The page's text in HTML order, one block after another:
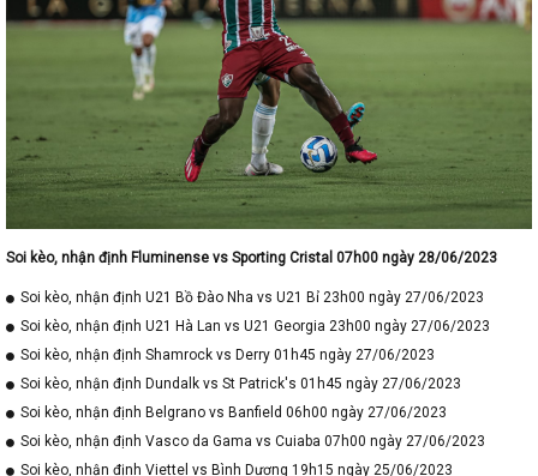
Soi kèo, nhận định Fluminense vs Sporting Cristal 07h00 ngày 28/06/2023
Soi kèo, nhận định U21 Bồ Đào Nha vs U21 Bỉ 23h00 ngày 27/06/2023
Soi kèo, nhận định U21 Hà Lan vs U21 Georgia 23h00 ngày 27/06/2023
Soi kèo, nhận định Shamrock vs Derry 01h45 ngày 27/06/2023
Soi kèo, nhận định Dundalk vs St Patrick's 01h45 ngày 27/06/2023
Soi kèo, nhận định Belgrano vs Banfield 06h00 ngày 27/06/2023
Soi kèo, nhận định Vasco da Gama vs Cuiaba 07h00 ngày 27/06/2023
Soi kèo, nhận định Viettel vs Bình Dương 19h15 ngày 25/06/2023